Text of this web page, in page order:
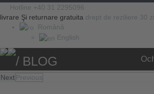
Hotline +40 31 2295096
livrare Şi returnare gratuita drept de reziliere 30
Română
English
/ BLOG
NextPrevious